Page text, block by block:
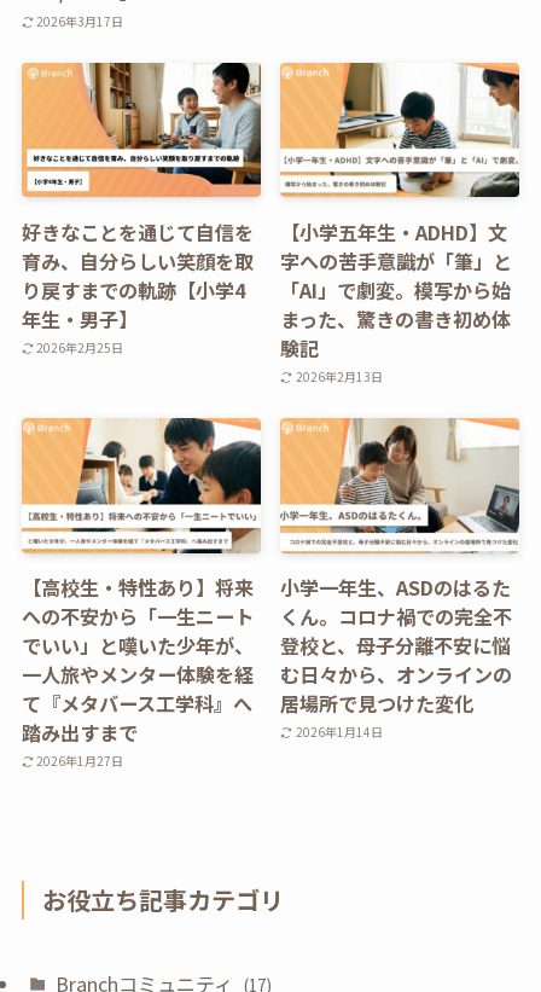
2026年3月17日
好きなことを通じて自信を
育み、自分らしい笑顔を取
り戻すまでの軌跡【小学4
年生・男子】
2026年2月25日
【小学五年生・ADHD】文
字への苦手意識が「筆」と
「AI」で劇変。模写から始
まった、驚きの書き初め体
験記
2026年2月13日
【高校生・特性あり】将来
への不安から「一生ニート
でいい」と嘆いた少年が、
一人旅やメンター体験を経
て『メタバース工学科』へ
踏み出すまで
2026年1月27日
小学一年生、ASDのはるた
くん。コロナ禍での完全不
登校と、母子分離不安に悩
む日々から、オンラインの
居場所で見つけた変化
2026年1月14日
お役立ち記事カテゴリ
Branchコミュニティ (17)